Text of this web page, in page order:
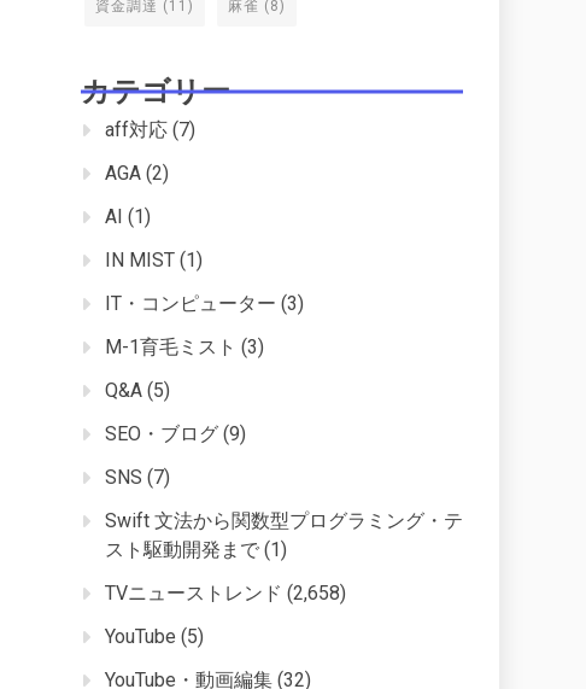
資金調達 (11) 麻雀 (8)
カテゴリー
aff対応 (7)
AGA (2)
AI (1)
IN MIST (1)
IT・コンピューター (3)
M-1育毛ミスト (3)
Q&A (5)
SEO・ブログ (9)
SNS (7)
Swift 文法から関数型プログラミング・テ
スト駆動開発まで (1)
TVニューストレンド (2,658)
YouTube (5)
YouTube・動画編集 (32)